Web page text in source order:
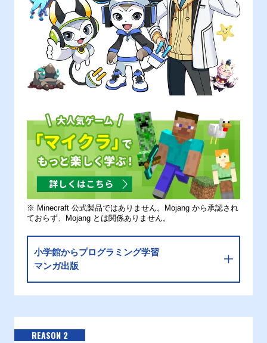
※ Minecraft 公式製品ではありません。Mojang から承認され
ておらず、Mojang とは関係ありません。
小学館からプログラミング学習
マンガ出版
REASON 2